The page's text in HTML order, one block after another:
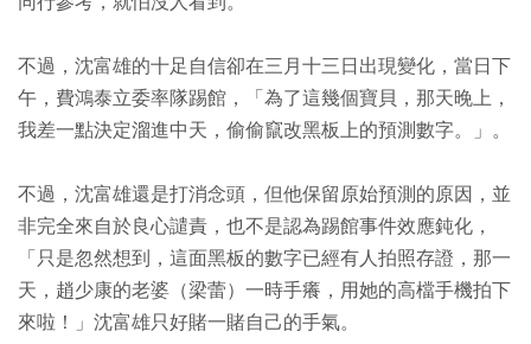
不過，沈富雄的十足自信卻在三月十三日出現變化，當日下
午，費鴻泰立委率隊踢館，「為了這幾個寶貝，那天晚上，
我差一點決定溜進中天，偷偷竄改黑板上的預測數字。」。
不過，沈富雄還是打消念頭，但他保留原始預測的原因，並
非完全來自於良心譴責，也不是認為踢館事件效應鈍化，
「只是忽然想到，這面黑板的數字已經有人拍照存證，那一
天，趙少康的老婆（梁蕾）一時手癢，用她的高檔手機拍下
來啦！」沈富雄只好賭一賭自己的手氣。